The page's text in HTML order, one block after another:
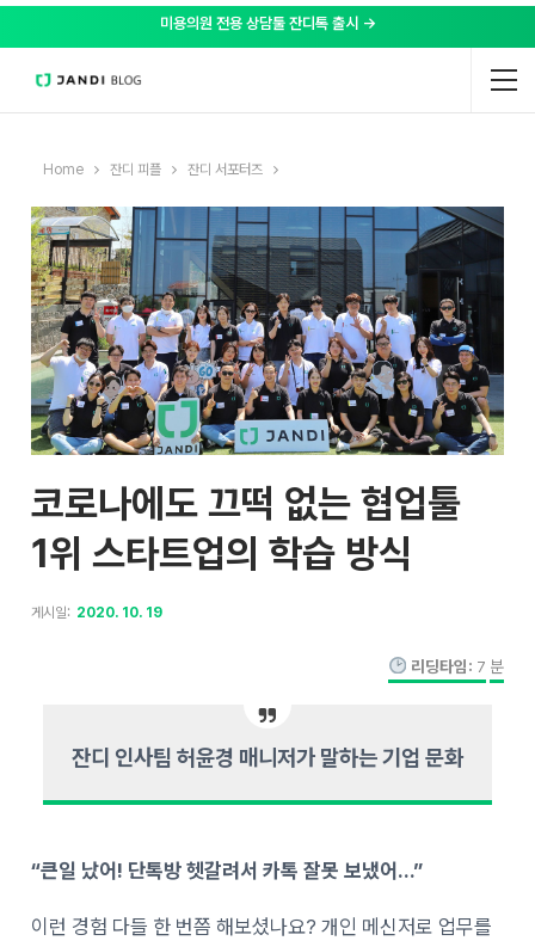
미용의원 전용 상담툴 잔디톡 출시 →
Home 잔디 피플 잔디 서포터즈
코로나에도 끄떡 없는 협업툴
1위 스타트업의 학습 방식
게시일: 2020. 10. 19
리딩타임: 7 분
잔디 인사팀 허윤경 매니저가 말하는 기업 문화
“큰일 났어! 단톡방 헷갈려서 카톡 잘못 보냈어…”
이런 경험 다들 한 번쯤 해보셨나요? 개인 메신저로 업무를